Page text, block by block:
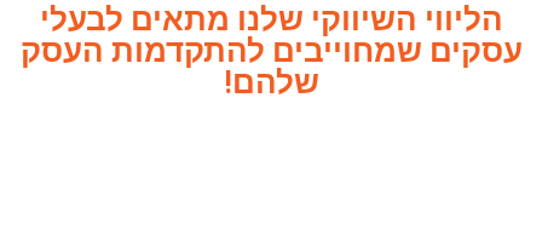
הליווי השיווקי שלנו מתאים לבעלי
עסקים שמחוייבים להתקדמות העסק
שלהם!